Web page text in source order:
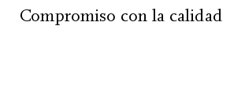
Compromiso con la calidad